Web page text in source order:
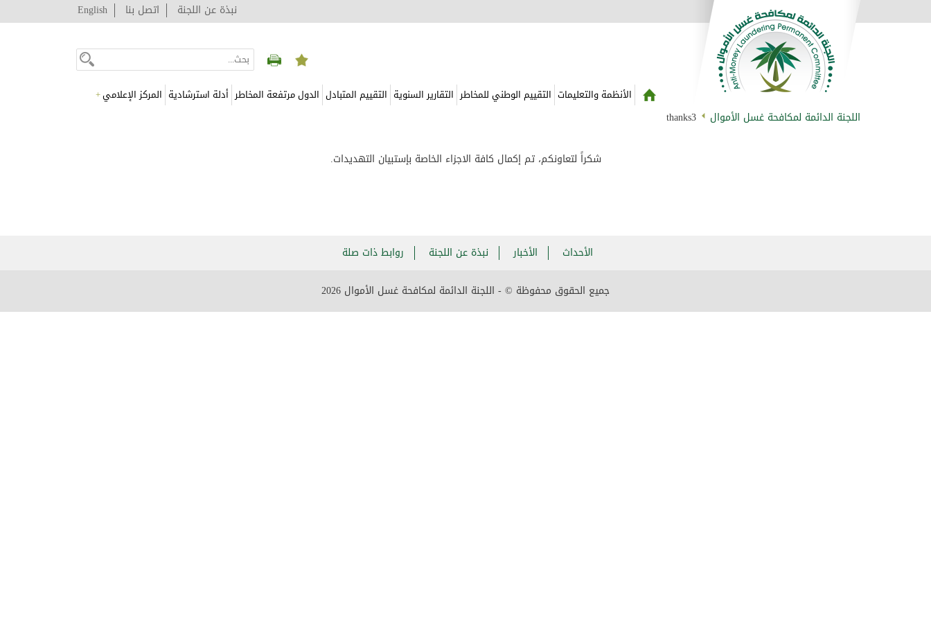
نبذة عن اللجنة اتصل بنا English
الأنظمة والتعليمات التقييم الوطني للمخاطر التقارير السنوية التقييم المتبادل الدول مرتفعة المخاطر أدلة استرشادية المركز الإعلامي+
اللجنة الدائمة لمكافحة غسل الأموال thanks3
شكراً لتعاونكم، تم إكمال كافة الاجزاء الخاصة بإستبيان التهديدات.
الأحداث الأخبار نبذة عن اللجنة روابط ذات صلة
جميع الحقوق محفوظة © - اللجنة الدائمة لمكافحة غسل الأموال 2026